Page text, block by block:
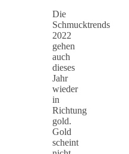
Die
Schmucktrends
2022
gehen
auch
dieses
Jahr
wieder
in
Richtung
gold.
Gold
scheint